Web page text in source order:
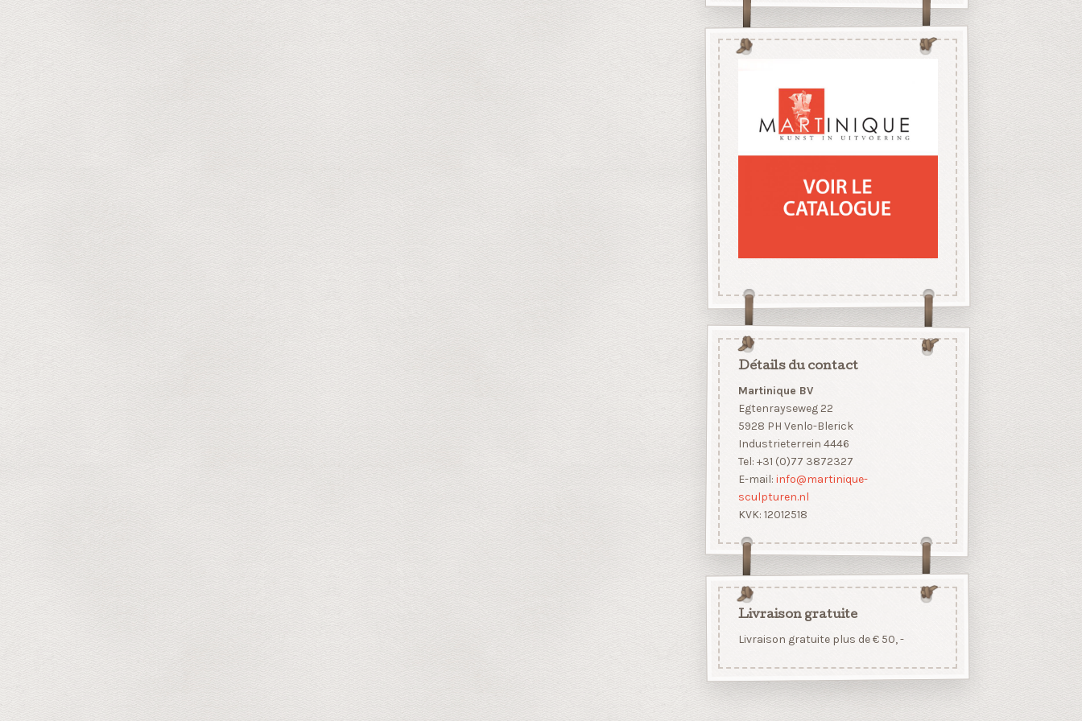
Détails du contact
Martinique BV
Egtenrayseweg 22
5928 PH Venlo-Blerick
Industrieterrein 4446
Tel: +31 (0)77 3872327
E-mail: info@martinique-
sculpturen.nl
KVK: 12012518
Livraison gratuite
Livraison gratuite plus de € 50, -